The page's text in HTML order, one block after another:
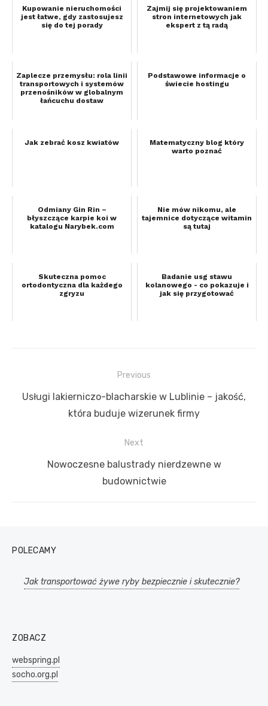
Kupowanie nieruchomości
jest łatwe, gdy zastosujesz
się do tej porady
Zajmij się projektowaniem
stron internetowych jak
ekspert z tą radą
Zaplecze przemysłu: rola linii
transportowych i systemów
przenośników w globalnym
łańcuchu dostaw
Podstawowe informacje o
świecie hostingu
Jak zebrać kosz kwiatów
Matematyczny blog który
warto poznać
Odmiany Gin Rin –
błyszczące karpie koi w
katalogu Narybek.com
Nie mów nikomu, ale
tajemnice dotyczące witamin
są tutaj
Skuteczna pomoc
ortodontyczna dla każdego
zgryzu
Badanie usg stawu
kolanowego - co pokazuje i
jak się przygotować
wpisu
Previous
Previous
Usługi lakierniczo-blacharskie w Lublinie – jakość,
która buduje wizerunek firmy
Next
Nowoczesne balustrady nierdzewne w
budownictwie
POLECAMY
Jak transportować żywe ryby bezpiecznie i skutecznie?
ZOBACZ
webspring.pl
socho.org.pl